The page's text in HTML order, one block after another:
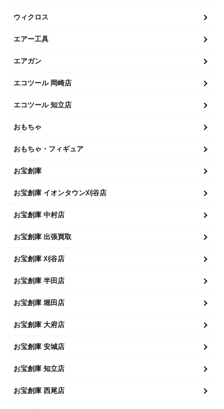
ウィクロス
エアー工具
エアガン
エコツール 岡崎店
エコツール 知立店
おもちゃ
おもちゃ・フィギュア
お宝創庫
お宝創庫 イオンタウン刈谷店
お宝創庫 中村店
お宝創庫 出張買取
お宝創庫 刈谷店
お宝創庫 半田店
お宝創庫 堀田店
お宝創庫 大府店
お宝創庫 安城店
お宝創庫 知立店
お宝創庫 西尾店